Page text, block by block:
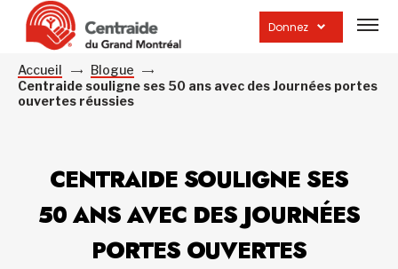
Donnez
la
Accueil
Blogue
Centraide souligne ses 50 ans avec des Journées portes
ouvertes réussies
CENTRAIDE SOULIGNE SES
50 ANS AVEC DES JOURNÉES
PORTES OUVERTES